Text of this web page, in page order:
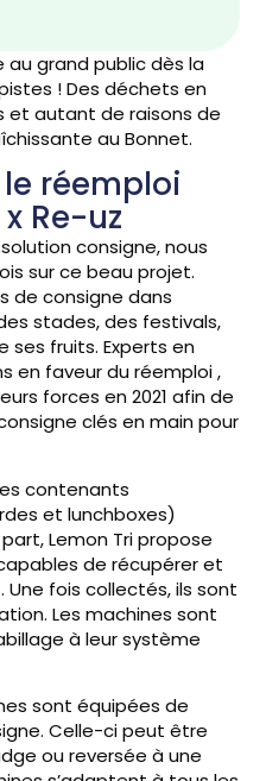
au grand public dès la
! Des déchets en
et autant de raisons de
au Bonnet.
le réemploi
Re-uz
consigne, nous
sur ce beau projet.
de consigne dans
stades, des festivals,
fruits. Experts en
en faveur du réemploi ,
forces en 2021 afin de
clés en main pour
contenants
et lunchboxes)
Lemon Tri propose
de récupérer et
fois collectés, ils sont
Les machines sont
à leur système
sont équipées de
Celle-ci peut être
ou reversée à une